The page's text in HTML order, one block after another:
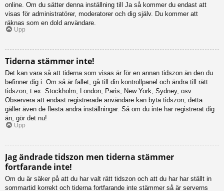
online. Om du sätter denna inställning till Ja så kommer du endast att
visas för administratörer, moderatorer och dig själv. Du kommer att
räknas som en dold användare.
Upp
Tiderna stämmer inte!
Det kan vara så att tiderna som visas är för en annan tidszon än den du
befinner dig i. Om så är fallet, gå till din kontrollpanel och ändra till rätt
tidszon, t.ex. Stockholm, London, Paris, New York, Sydney, osv.
Observera att endast registrerade användare kan byta tidszon, detta
gäller även de flesta andra inställningar. Så om du inte har registrerat dig
än, gör det nu!
Upp
Jag ändrade tidszon men tiderna stämmer
fortfarande inte!
Om du är säker på att du har valt rätt tidszon och att du har har ställt in
sommartid korrekt och tiderna fortfarande inte stämmer så är serverns